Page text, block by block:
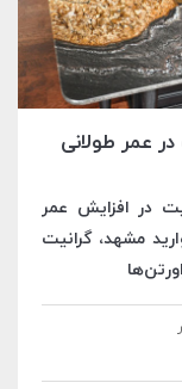
عمر طولانی
در افزایش عمر
مشهد، گرانیت